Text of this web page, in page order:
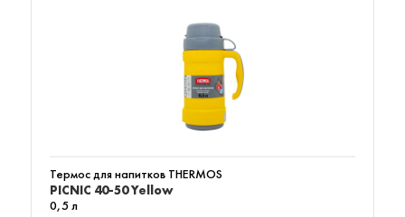
Термос для напитков THERMOS
PICNIC 40-50 Yellow
0,5 л